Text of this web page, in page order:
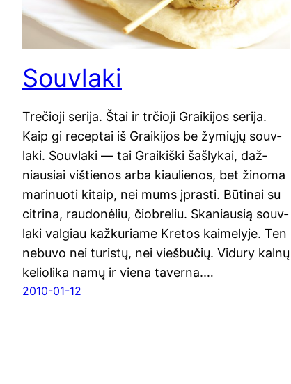
Souvlaki
Tre­čio­ji serija. Štai ir trčio­ji Graiki­jos seri­ja.
Kaip gi recep­tai iš Graiki­jos be žymių­jų souv­
la­ki. Souv­la­ki — tai Graikiš­ki šaš­ly­kai, daž­
niau­siai viš­tie­nos arba kiau­lie­nos, bet žino­ma
mari­nuo­ti kitaip, nei mums įpras­ti. Būti­nai su
citri­na, rau­do­nė­liu, čiob­re­liu. Ska­niau­sią souv­
la­ki val­giau kaž­ku­ria­me Kre­tos kai­me­ly­je. Ten
nebu­vo nei turis­tų, nei vieš­bu­čių. Vidu­ry kal­nų
kelio­li­ka namų ir vie­na taver­na.…
2010-01-12